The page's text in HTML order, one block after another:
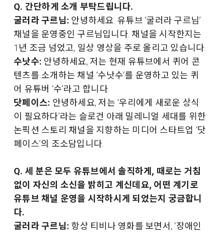
Q. 간단하게 소개 부탁드립니다.
굴러라 구르님: 안녕하세요. 유튜브 ‘굴러라 구르님’
채널을 운영중인 구르님입니다. 채널을 시작한지는
1년 조금 넘었고, 일상 영상을 주로 올리고 있습니다.
수낫수: 안녕하세요, 저는 현재 유튜브에서 퀴어 콘
텐츠를 소개하는 채널 ‘수낫수’를 운영하고 있는 퀴
어 유튜버 ‘수’라고 합니다.
닷페이스: 안녕하세요, 저는 ‘우리에게 새로운 상식
이 필요하다’라는 슬로건 아래 밀레니얼 세대를 위한
논픽션 스토리 채널을 지향하는 미디어 스타트업 ‘닷
페이스’의 조소담입니다.
Q. 세 분은 모두 유튜브에서 솔직하게, 때로는 거침
없이 자신의 소신을 밝히고 계신데요, 어떤 계기로
유튜브 채널 운영을 시작하시게 되었는지 궁금합니
다.
굴러라 구르님: 항상 티비나 영화를 보면서, ‘장애인